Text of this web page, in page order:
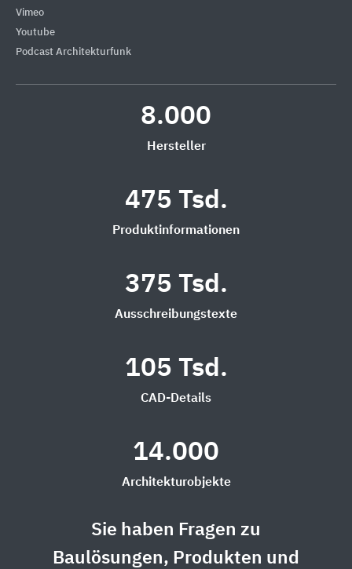
Vimeo
Youtube
Podcast Architekturfunk
8.000
Hersteller
475 Tsd.
Produktinformationen
375 Tsd.
Ausschreibungstexte
105 Tsd.
CAD-Details
14.000
Architekturobjekte
Sie haben Fragen zu
Baulösungen, Produkten und